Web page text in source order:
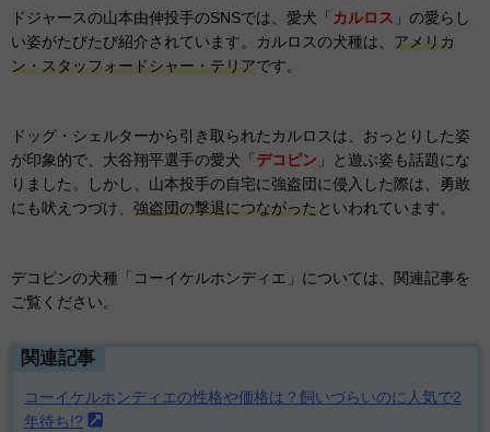
ドジャースの山本由伸投手のSNSでは、愛犬「 カルロス 」の愛らし
い姿がたびたび紹介されています。カルロスの犬種は、 アメリカ
ン・スタッフォードシャー・テリアです。
ドッグ・シェルターから引き取られたカルロスは、おっとりした姿
が印象的で、大谷翔平選手の愛犬「 デコピン 」と遊ぶ姿も話題にな
りました。しかし、山本投手の自宅に強盗団に侵入した際は、勇敢
にも吠えつづけ、 強盗団の撃退につながったといわれています。
デコピンの犬種「コーイケルホンディエ」については、関連記事を
ご覧ください。
関連記事
コーイケルホンディエの性格や価格は？飼いづらいのに人気で2
年待ち!?